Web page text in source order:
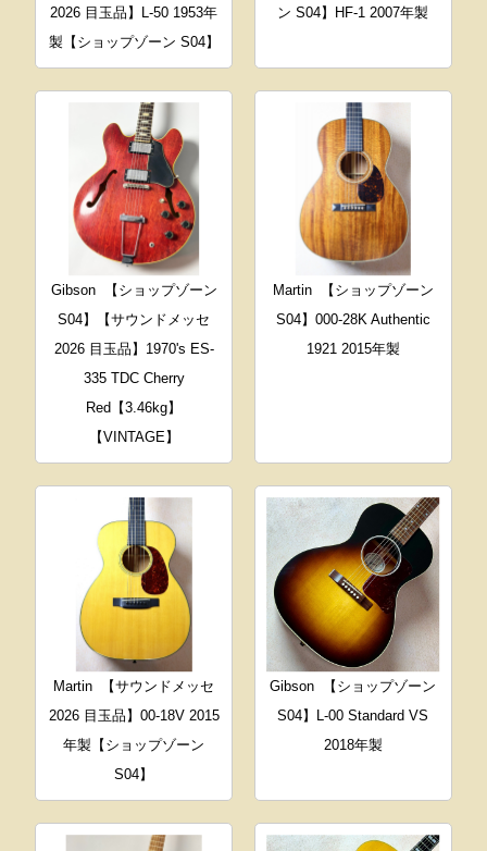
2026 目玉品】L-50 1953年
製【ショップゾーン S04】
ン S04】HF-1 2007年製
Gibson
【ショップゾーン
S04】【サウンドメッセ
2026 目玉品】1970's ES-
335 TDC Cherry
Red【3.46kg】
【VINTAGE】
Martin
【ショップゾーン
S04】000-28K Authentic
1921 2015年製
Martin
【サウンドメッセ
2026 目玉品】00-18V 2015
年製【ショップゾーン
S04】
Gibson
【ショップゾーン
S04】L-00 Standard VS
2018年製